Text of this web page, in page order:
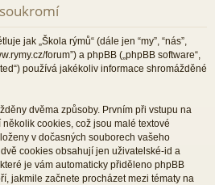
jak „Škola rýmů“ (dále jen “my”, “nás”,
forum”) a phpBB („phpBB software“,
používá jakékoliv informace shromážděné
dvěma způsoby. Prvním při vstupu na
několik cookies, což jsou malé textové
v dočasných souborech vašeho
cookies obsahují jen uživatelské-id a
je vám automaticky přiděleno phpBB
jakmile začnete procházet mezi tématy na